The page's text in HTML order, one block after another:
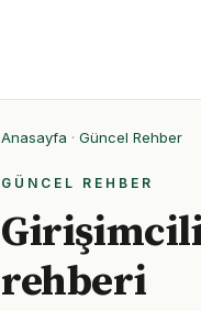
Anasayfa · Güncel Rehber
GÜNCEL REHBER
rehberi